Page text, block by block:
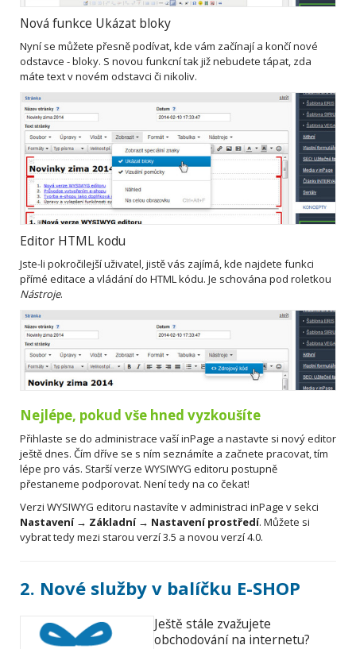
Nová funkce Ukázat bloky
Nyní se můžete přesně podívat, kde vám začínají a končí nové
odstavce - bloky. S novou funkcní tak již nebudete tápat, zda
máte text v novém odstavci či nikoliv.
Editor HTML kodu
Jste-li pokročilejší uživatel, jistě vás zajímá, kde najdete funkci
přímé editace a vládání do HTML kódu. Je schována pod roletkou
Nástroje.
Nejlépe, pokud vše hned vyzkoušíte
Přihlaste se do administrace vaší inPage a nastavte si nový editor
ještě dnes. Čím dříve se s ním seznámíte a začnete pracovat, tím
lépe pro vás. Starší verze WYSIWYG editoru postupně
přestaneme podporovat. Není tedy na co čekat!
Verzi WYSIWYG editoru nastavíte v administraci inPage v sekci
Nastavení → Základní → Nastavení prostředí. Můžete si
vybrat tedy mezi starou verzí 3.5 a novou verzí 4.0.
2. Nové služby v balíčku E-SHOP
Ještě stále zvažujete
obchodování na internetu?